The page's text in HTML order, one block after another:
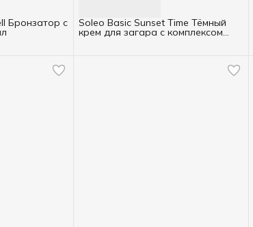
Бронзатор с Soleo Basic Sunset Time Тёмный
крем для загара с комплексом